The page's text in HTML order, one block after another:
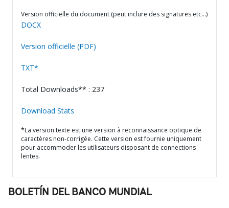
Version officielle du document (peut inclure des signatures etc…)
DOCX
Version officielle (PDF)
TXT*
Total Downloads** : 237
Download Stats
*La version texte est une version à reconnaissance optique de
caractères non-corrigée. Cette version est fournie uniquement
pour accommoder les utilisateurs disposant de connections
lentes.
BOLETÍN DEL BANCO MUNDIAL